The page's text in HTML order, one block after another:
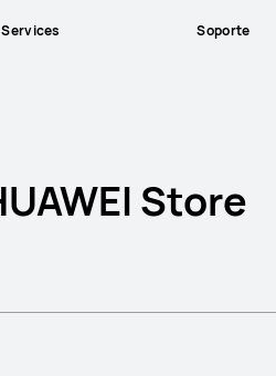
Services Soporte
Store